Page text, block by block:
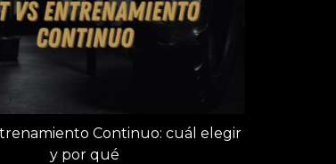
Continuo: cuál elegir
y por qué